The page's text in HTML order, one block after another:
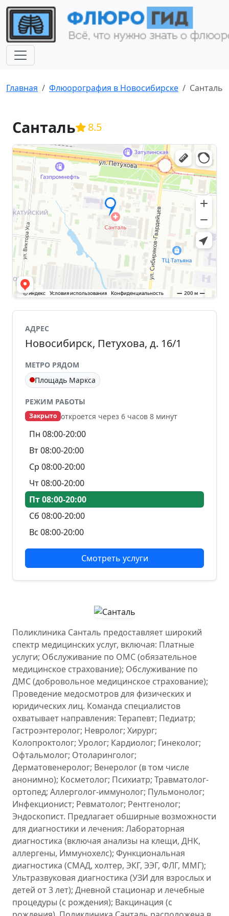
Главная Флюорография в Новосибирске Санталь
Санталь 8.5
АДРЕС
Новосибирск, Петухова, д. 16/1
МЕТРО РЯДОМ
Площадь Маркса
РЕЖИМ РАБОТЫ
Закрыто откроется через 6 часов 8 минут
Пн 08:00-20:00
Вт 08:00-20:00
Ср 08:00-20:00
Чт 08:00-20:00
Пт 08:00-20:00
Сб 08:00-20:00
Вс 08:00-20:00
Смотреть услуги
Поликлиника Санталь предоставляет широкий
спектр медицинских услуг, включая: Платные
услуги; Обслуживание по ОМС (обязательное
медицинское страхование); Обслуживание по
ДМС (добровольное медицинское страхование);
Проведение медосмотров для физических и
юридических лиц. Команда специалистов
охватывает направления: Терапевт; Педиатр;
Гастроэнтеролог; Невролог; Хирург;
Колопроктолог; Уролог; Кардиолог; Гинеколог;
Офтальмолог; Отоларинголог;
Дерматовенеролог; Венеролог (в том числе
анонимно); Косметолог; Психиатр; Травматолог-
ортопед; Аллерголог-иммунолог; Пульмонолог;
Инфекционист; Ревматолог; Рентгенолог;
Эндоскопист. Предлагает обширные возможности
для диагностики и лечения: Лабораторная
диагностика (включая анализы на клещи, ДНК,
аллергены, Иммунохелс); Функциональная
диагностика (СМАД, холтер, ЭКГ, ЭЭГ, ФЛГ, ММГ);
Ультразвуковая диагностика (УЗИ для взрослых и
детей от 3 лет); Дневной стационар и лечебные
процедуры (с рождения); Вакцинация (с